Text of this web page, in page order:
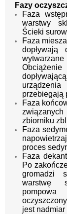
Fazy
Faza
warstwy
Ścieki
Faza
przebiegają
Faza
zbiorniku
Faza
proces
Faza
Po
gromadzi
warstwę
pompowa
jest nadmiar